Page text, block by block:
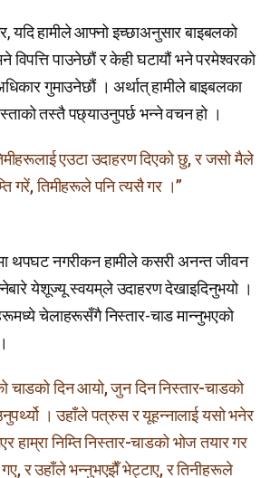
यदि हामीले आफ्नो इच्छाअनुसार बाइबलको
विपत्ति पाउनेछौं र केही घटायौं भने परमेश्वरको
गुमाउनेछौं । अर्थात् हामीले बाइबलका
तस्तै पछ्याउनुपर्छ भन्ने वचन हो ।
एउटा उदाहरण दिएको छु, र जसो मैले
गरें, तिमीहरूले पनि त्यसै गर ।”
थपघट नगरीकन हामीले कसरी अनन्त जीवन
येशूज्यू स्वयम्‌ले उदाहरण देखाइदिनुभयो ।
चेलाहरूसँगै निस्तार-चाड मान्नुभएको
चाडको दिन आयो, जुन दिन निस्तार-चाडको
। उहाँले पत्रुस र यूहन्नालाई यसो भनेर
हाम्रा निम्ति निस्तार-चाडको भोज तयार गर
र उहाँले भन्नुभएझैँ भेट्टाए, र तिनीहरूले